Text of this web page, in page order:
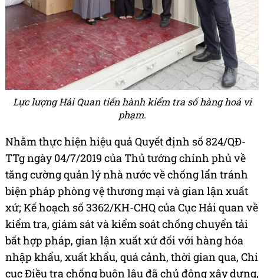
Lực lượng Hải Quan tiến hành kiểm tra số hàng hoá vi
phạm.
Nhằm thực hiện hiệu quả Quyết định số 824/QĐ-
TTg ngày 04/7/2019 của Thủ tướng chính phủ về
tăng cường quản lý nhà nước về chống lẩn tránh
biện pháp phòng vệ thương mại và gian lận xuất
xứ; Kế hoạch số 3362/KH-CHQ của Cục Hải quan về
kiểm tra, giám sát và kiểm soát chống chuyển tải
bất hợp pháp, gian lận xuất xứ đối với hàng hóa
nhập khẩu, xuất khẩu, quá cảnh, thời gian qua, Chi
cục Điều tra chống buôn lậu đã chủ động xây dựng,